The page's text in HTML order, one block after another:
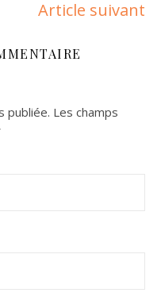
Article suivant
publiée. Les champs